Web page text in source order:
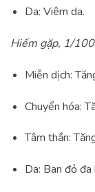
Da: Viêm da.
Hiếm gặp, 1/
Miễn dịch:
Chuyển hóa:
Tâm thần:
Da: Ban đỏ đa